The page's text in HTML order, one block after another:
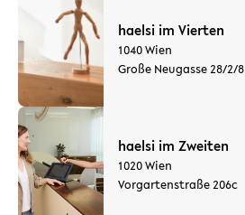
haelsi im Vierten
1040 Wien
Große Neugasse 28/2/8
haelsi im Zweiten
1020 Wien
Vorgartenstraße 206c